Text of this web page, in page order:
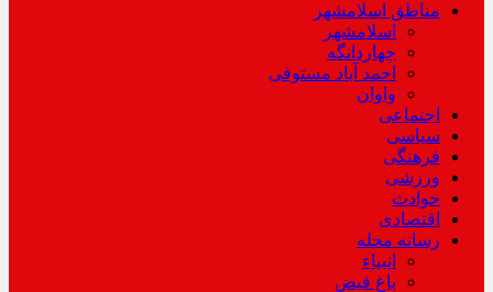
مناطق اسلامشهر
اسلامشهر
چهاردانگه
احمد آباد مستوفی
واوان
اجتماعی
سیاسی
فرهنگی
ورزشی
حوادث
اقتصادی
رسانه محله
انبیاء
باغ فیض